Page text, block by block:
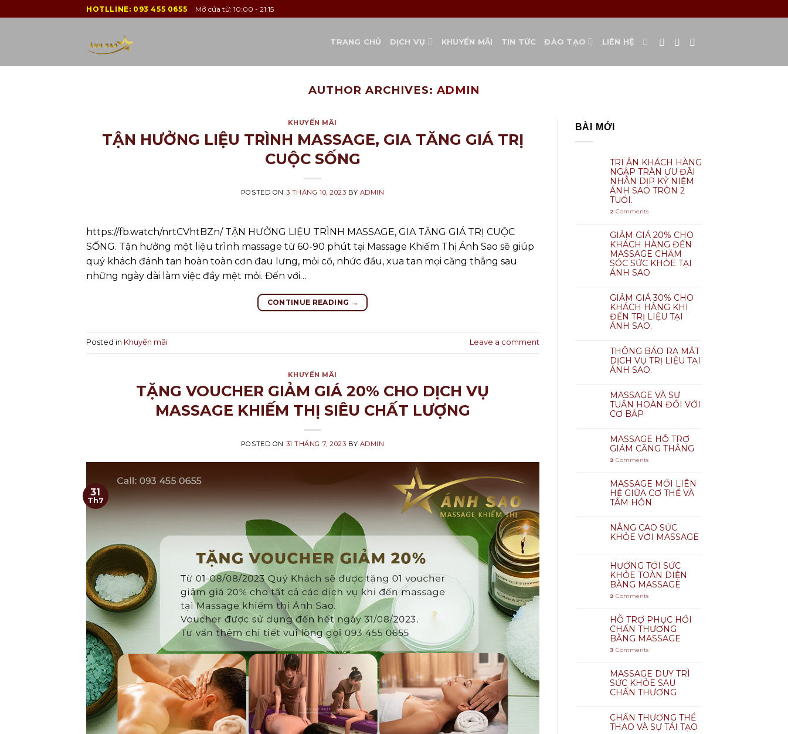
to
HOTLLINE: 093 455 0655 Mở cửa từ: 10:00 - 21:15
TRANG CHỦ DỊCH VỤ KHUYẾN MÃI TIN TỨC ĐÀO TẠO LIÊN HỆ
AUTHOR ARCHIVES: ADMIN
KHUYẾN MÃI
TẬN HƯỞNG LIỆU TRÌNH MASSAGE, GIA TĂNG GIÁ TRỊ
CUỘC SỐNG
POSTED ON 3 THÁNG 10, 2023 BY ADMIN
https://fb.watch/nrtCVhtBZn/ TẬN HƯỞNG LIỆU TRÌNH MASSAGE, GIA TĂNG GIÁ TRỊ CUỘC
SỐNG. Tận hưởng một liệu trình massage từ 60-90 phút tại Massage Khiếm Thị Ánh Sao sẽ giúp
quý khách đánh tan hoàn toàn cơn đau lưng, mỏi cổ, nhức đầu, xua tan mọi căng thẳng sau
những ngày dài làm việc đầy mệt mỏi. Đến với…
CONTINUE READING →
Posted in Khuyến mãi Leave a comment
KHUYẾN MÃI
TẶNG VOUCHER GIẢM GIÁ 20% CHO DỊCH VỤ
MASSAGE KHIẾM THỊ SIÊU CHẤT LƯỢNG
POSTED ON 31 THÁNG 7, 2023 BY ADMIN
31
Th7
BÀI MỚI
TRI ÂN KHÁCH HÀNG
NGẬP TRÀN ƯU ĐÃI
NHÂN DỊP KỶ NIỆM
ÁNH SAO TRÒN 2
TUỔI.
2 Comments
GIẢM GIÁ 20% CHO
KHÁCH HÀNG ĐẾN
MASSAGE CHĂM
SÓC SỨC KHỎE TẠI
ÁNH SAO
GIẢM GIÁ 30% CHO
KHÁCH HÀNG KHI
ĐẾN TRỊ LIỆU TẠI
ÁNH SAO.
THÔNG BÁO RA MẮT
DỊCH VỤ TRỊ LIỆU TẠI
ÁNH SAO.
MASSAGE VÀ SỰ
TUẦN HOÀN ĐỐI VỚI
CƠ BẮP
MASSAGE HỖ TRỢ
GIẢM CĂNG THẲNG
2 Comments
MASSAGE MỐI LIÊN
HỆ GIỮA CƠ THỂ VÀ
TÂM HỒN
NÂNG CAO SỨC
KHỎE VỚI MASSAGE
HƯỚNG TỚI SỨC
KHỎE TOÀN DIỆN
BẰNG MASSAGE
2 Comments
HỖ TRỢ PHỤC HỒI
CHẤN THƯƠNG
BẰNG MASSAGE
3 Comments
MASSAGE DUY TRÌ
SỨC KHỎE SAU
CHẤN THƯƠNG
CHẤN THƯƠNG THỂ
THAO VÀ SỰ TÁI TẠO